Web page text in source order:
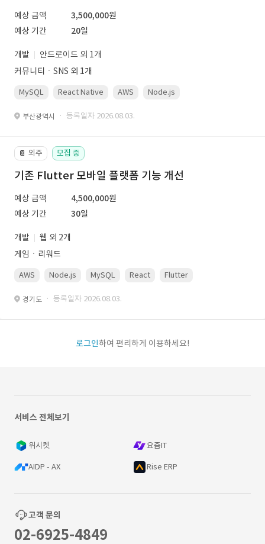
예상 금액
3,500,000원
예상 기간
20일
개발
안드로이드 외 1개
커뮤니티ㆍSNS 외 1개
MySQL React Native AWS Node.js
부산광역시 · 등록일자 2026.08.03.
📔 외주 모집 중
기존 Flutter 모바일 플랫폼 기능 개선
예상 금액
4,500,000원
예상 기간
30일
개발
웹 외 2개
게임ㆍ리워드
AWS Node.js MySQL React Flutter
경기도 · 등록일자 2026.08.03.
로그인하여 편리하게 이용하세요!
서비스 전체보기
위시켓 요즘IT
AIDP - AX Rise ERP
고객 문의
02-6925-4849